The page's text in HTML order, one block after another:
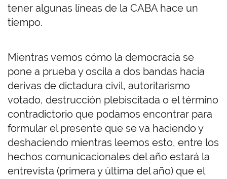
tener algunas líneas de la CABA hace un
tiempo.
Mientras vemos cómo la democracia se
pone a prueba y oscila a dos bandas hacia
derivas de dictadura civil, autoritarismo
votado, destrucción plebiscitada o el término
contradictorio que podamos encontrar para
formular el presente que se va haciendo y
deshaciendo mientras leemos esto, entre los
hechos comunicacionales del año estará la
entrevista (primera y última del año) que el